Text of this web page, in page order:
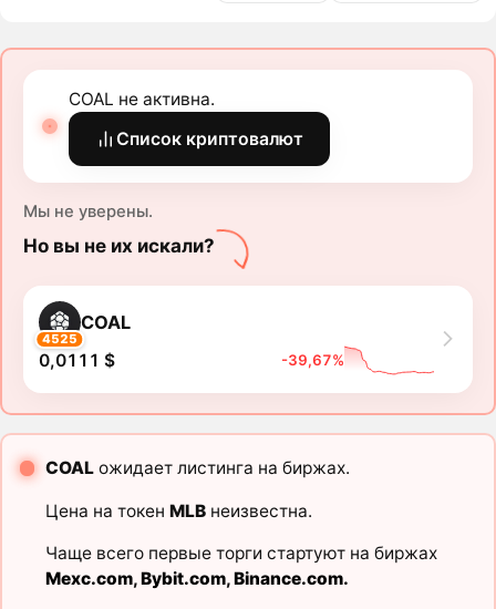
COAL не активна.
Список криптовалют
Мы не уверены.
Но вы не их искали?
4525
COAL
0,0111 $ -39,67%
COALожидает листинга на биржах.
Цена на токен MLBнеизвестна.
Чаще всего первые торги стартуют на биржах
Mexc.com,Bybit.com,Binance.com.